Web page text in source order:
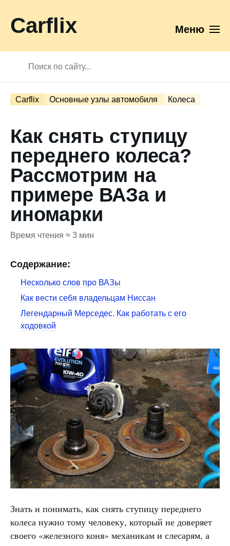
Carflix Меню
Carflix Основные узлы автомобиля Колеса
Как снять ступицу
переднего колеса?
Рассмотрим на
примере ВАЗа и
иномарки
Время чтения ≈ 3 мин
Содержание:
Несколько слов про ВАЗы
Как вести себя владельцам Ниссан
Легендарный Мерседес. Как работать с его
ходовкой
Знать и понимать, как снять ступицу переднего
колеса нужно тому человеку, который не доверяет
своего «железного коня» механикам и слесарям, а